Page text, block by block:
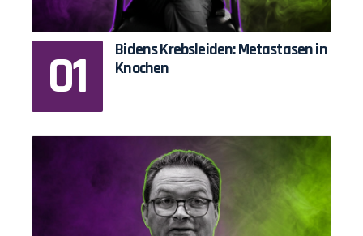
Bidens Krebsleiden: Metastasen in
Knochen